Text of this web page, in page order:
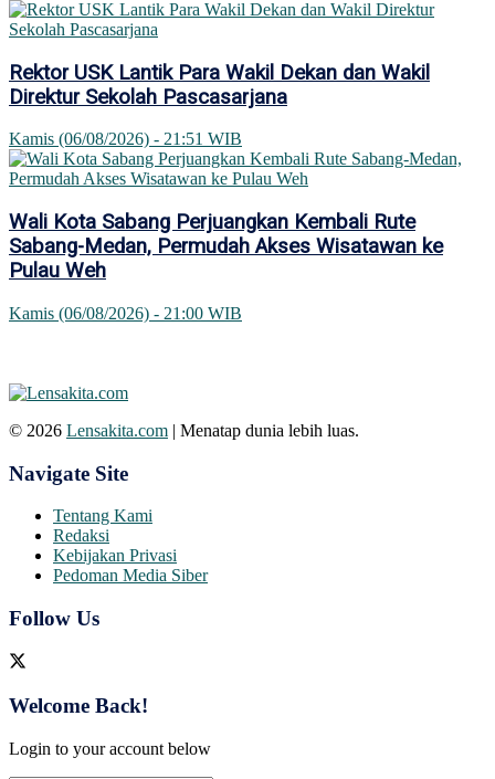
Rektor USK Lantik Para Wakil Dekan dan Wakil
Direktur Sekolah Pascasarjana
Kamis (06/08/2026) - 21:51 WIB
Wali Kota Sabang Perjuangkan Kembali Rute
Sabang-Medan, Permudah Akses Wisatawan ke
Pulau Weh
Kamis (06/08/2026) - 21:00 WIB
© 2026 Lensakita.com | Menatap dunia lebih luas.
Navigate Site
Tentang Kami
Redaksi
Kebijakan Privasi
Pedoman Media Siber
Follow Us
Welcome Back!
Login to your account below